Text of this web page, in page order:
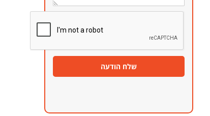
שלח הודעה